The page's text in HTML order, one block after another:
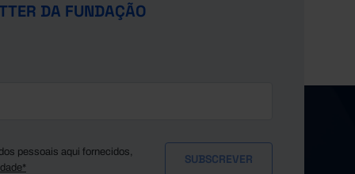
DA FUNDAÇÃO
pessoais aqui fornecidos,